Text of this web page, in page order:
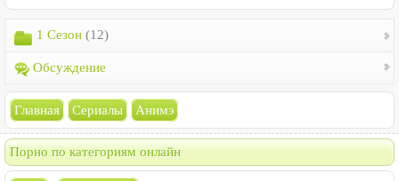
1 Сезон (12)
Обсуждение
Главная Сериалы Анимэ
Порно по категориям онлайн